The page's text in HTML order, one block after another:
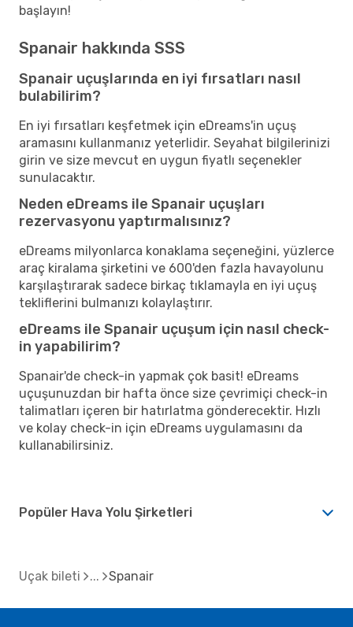
başlayın!
Spanair hakkında SSS
Spanair uçuşlarında en iyi fırsatları nasıl
bulabilirim?
En iyi fırsatları keşfetmek için eDreams'in uçuş
aramasını kullanmanız yeterlidir. Seyahat bilgilerinizi
girin ve size mevcut en uygun fiyatlı seçenekler
sunulacaktır.
Neden eDreams ile Spanair uçuşları
rezervasyonu yaptırmalısınız?
eDreams milyonlarca konaklama seçeneğini, yüzlerce
araç kiralama şirketini ve 600'den fazla havayolunu
karşılaştırarak sadece birkaç tıklamayla en iyi uçuş
tekliflerini bulmanızı kolaylaştırır.
eDreams ile Spanair uçuşum için nasıl check-
in yapabilirim?
Spanair'de check-in yapmak çok basit! eDreams
uçuşunuzdan bir hafta önce size çevrimiçi check-in
talimatları içeren bir hatırlatma gönderecektir. Hızlı
ve kolay check-in için eDreams uygulamasını da
kullanabilirsiniz.
Popüler Hava Yolu Şirketleri
Uçak bileti Spanair